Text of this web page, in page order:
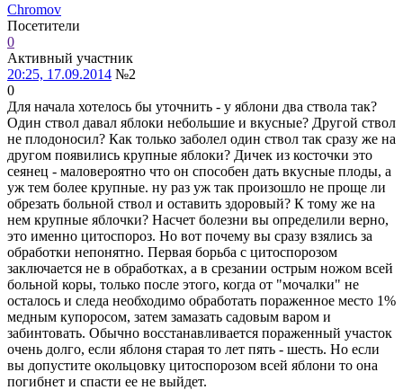
Chromov
Посетители
0
Активный участник
20:25, 17.09.2014 №2
0
Для начала хотелось бы уточнить - у яблони два ствола так?
Один ствол давал яблоки небольшие и вкусные? Другой ствол
не плодоносил? Как только заболел один ствол так сразу же на
другом появились крупные яблоки? Дичек из косточки это
сеянец - маловероятно что он способен дать вкусные плоды, а
уж тем более крупные. ну раз уж так произошло не проще ли
обрезать больной ствол и оставить здоровый? К тому же на
нем крупные яблочки? Насчет болезни вы определили верно,
это именно цитоспороз. Но вот почему вы сразу взялись за
обработки непонятно. Первая борьба с цитоспорозом
заключается не в обработках, а в срезании острым ножом всей
больной коры, только после этого, когда от "мочалки" не
осталось и следа необходимо обработать пораженное место 1%
медным купоросом, затем замазать садовым варом и
забинтовать. Обычно восстанавливается пораженный участок
очень долго, если яблоня старая то лет пять - шесть. Но если
вы допустите окольцовку цитоспорозом всей яблони то она
погибнет и спасти ее не выйдет.